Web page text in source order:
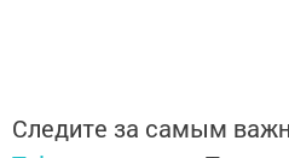
Следите за самым